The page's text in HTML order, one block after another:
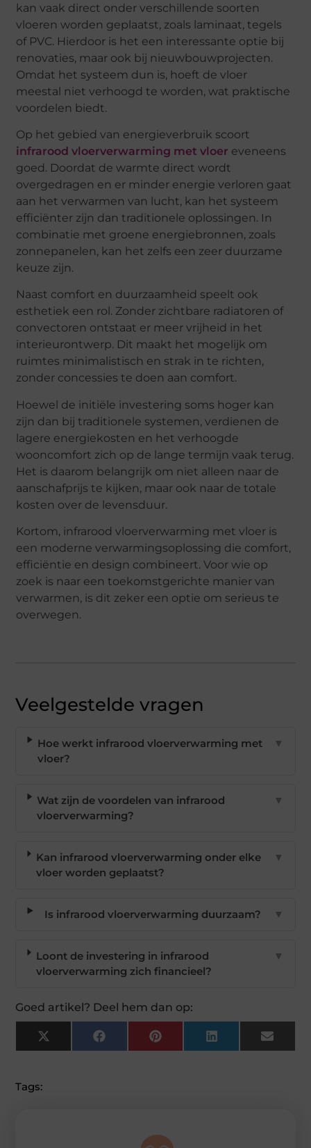
kan vaak direct onder verschillende soorten
vloeren worden geplaatst, zoals laminaat, tegels
of PVC. Hierdoor is het een interessante optie bij
renovaties, maar ook bij nieuwbouwprojecten.
Omdat het systeem dun is, hoeft de vloer
meestal niet verhoogd te worden, wat praktische
voordelen biedt.
Op het gebied van energieverbruik scoort
infrarood vloerverwarming met vloer eveneens
goed. Doordat de warmte direct wordt
overgedragen en er minder energie verloren gaat
aan het verwarmen van lucht, kan het systeem
efficiënter zijn dan traditionele oplossingen. In
combinatie met groene energiebronnen, zoals
zonnepanelen, kan het zelfs een zeer duurzame
keuze zijn.
Naast comfort en duurzaamheid speelt ook
esthetiek een rol. Zonder zichtbare radiatoren of
convectoren ontstaat er meer vrijheid in het
interieurontwerp. Dit maakt het mogelijk om
ruimtes minimalistisch en strak in te richten,
zonder concessies te doen aan comfort.
Hoewel de initiële investering soms hoger kan
zijn dan bij traditionele systemen, verdienen de
lagere energiekosten en het verhoogde
wooncomfort zich op de lange termijn vaak terug.
Het is daarom belangrijk om niet alleen naar de
aanschafprijs te kijken, maar ook naar de totale
kosten over de levensduur.
Kortom, infrarood vloerverwarming met vloer is
een moderne verwarmingsoplossing die comfort,
efficiëntie en design combineert. Voor wie op
zoek is naar een toekomstgerichte manier van
verwarmen, is dit zeker een optie om serieus te
overwegen.
Veelgestelde vragen
Hoe werkt infrarood vloerverwarming met
vloer?
▼
Wat zijn de voordelen van infrarood
vloerverwarming?
▼
Kan infrarood vloerverwarming onder elke
vloer worden geplaatst?
▼
Is infrarood vloerverwarming duurzaam? ▼
Loont de investering in infrarood
vloerverwarming zich financieel?
▼
Goed artikel? Deel hem dan op:
X
(Twitter)
FacebookPinterest LinkedIn Email
Tags: